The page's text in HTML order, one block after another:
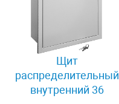
Щит
распределительный
внутренний 36